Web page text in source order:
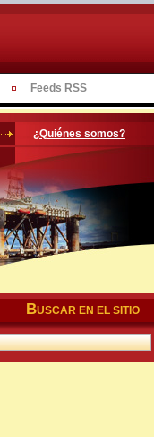
Feeds RSS
¿Quiénes somos?
BUSCAR EN EL SITIO